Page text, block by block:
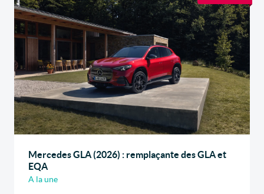
Mercedes GLA (2026) : remplaçante des GLA et
EQA
A la une